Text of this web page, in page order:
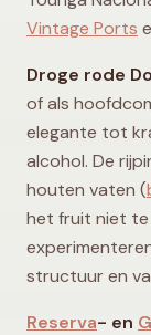
Vintage Ports
Droge rode
of als
elegante tot
alcohol. De
houten vaten (
het fruit niet te
structuur en
Reserva- en